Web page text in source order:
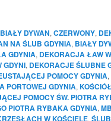
BIAŁY DYWAN, CZERWONY,
NA ŚLUB GDYNIA, BIAŁY
GDYNIA, DEKORACJA ŁAW
GDYNI, DEKORACJE ŚLUBNE
POMOCY GDYNIA,
PORTOWEJ GDYNIA,
POMOCY ŚW. PIOTRA
PIOTRA RYBAKA GDYNIA,
W KOŚCIELE,